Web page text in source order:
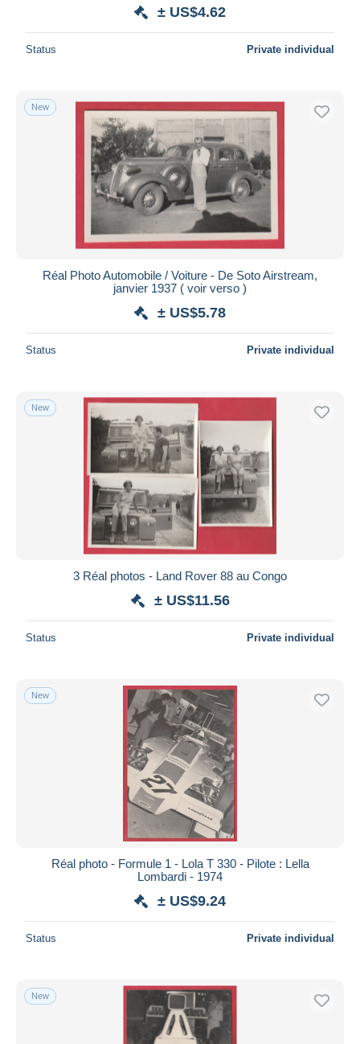
± US$4.62
Status Private individual
New
Réal Photo Automobile / Voiture - De Soto Airstream,
janvier 1937 ( voir verso )
± US$5.78
Status Private individual
New
3 Réal photos - Land Rover 88 au Congo
± US$11.56
Status Private individual
New
Réal photo - Formule 1 - Lola T 330 - Pilote : Lella
Lombardi - 1974
± US$9.24
Status Private individual
New